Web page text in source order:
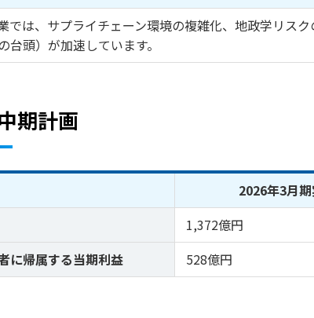
では、サプライチェーン環境の複雑化、地政学リス
台頭）が加速しています。
期計画
2026年3月
1,372億円
に帰属する当期利益
528億円